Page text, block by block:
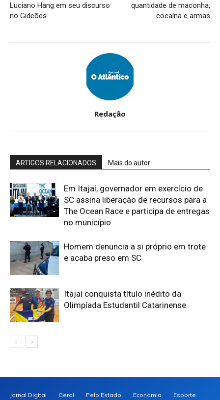
Luciano Hang em seu discurso
no Gideões
quantidade de maconha,
cocaína e armas
Redação
ARTIGOS RELACIONADOS Mais do autor
Em Itajaí, governador em exercício de
SC assina liberação de recursos para a
The Ocean Race e participa de entregas
no município
Homem denuncia a si próprio em trote
e acaba preso em SC
Itajaí conquista título inédito da
Olimpíada Estudantil Catarinense
Jornal Digital Geral Pelo Estado Economia Esporte